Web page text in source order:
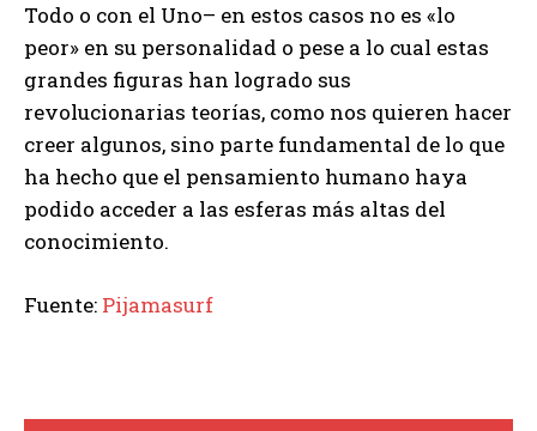
Todo o con el Uno– en estos casos no es «lo
peor» en su personalidad o pese a lo cual estas
grandes figuras han logrado sus
revolucionarias teorías, como nos quieren hacer
creer algunos, sino parte fundamental de lo que
ha hecho que el pensamiento humano haya
podido acceder a las esferas más altas del
conocimiento.
Fuente: Pijamasurf